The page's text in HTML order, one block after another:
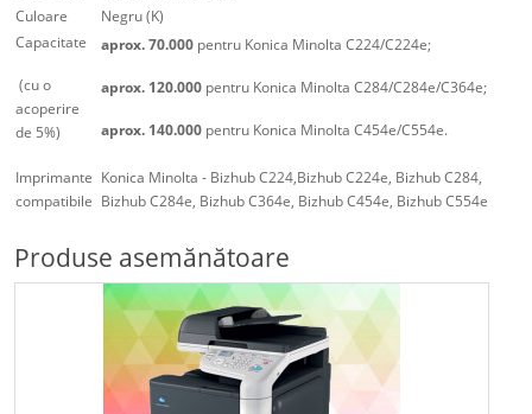
Culoare
Negru (K)
Capacitate
(cu o
acoperire
de 5%)
aprox. 70.000 pentru Konica Minolta C224/C224e;
aprox. 120.000 pentru Konica Minolta C284/C284e/C364e;
aprox. 140.000 pentru Konica Minolta C454e/C554e.
Imprimante
compatibile
Konica Minolta - Bizhub C224,Bizhub C224e, Bizhub C284,
Bizhub C284e, Bizhub C364e, Bizhub C454e, Bizhub C554e
Produse asemănătoare